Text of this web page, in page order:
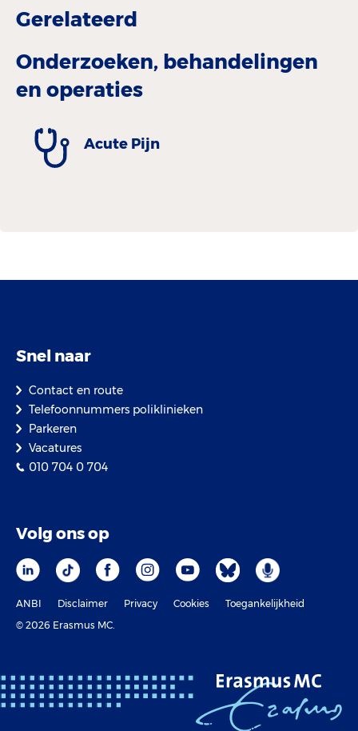
Gerelateerd
Onderzoeken, behandelingen
en operaties
Acute Pijn
Snel naar
Contact en route
Telefoonnummers poliklinieken
Parkeren
Vacatures
010 704 0 704
Volg ons op
ANBI Disclaimer Privacy Cookies
Toegankelijkheid
© 2026 Erasmus MC.